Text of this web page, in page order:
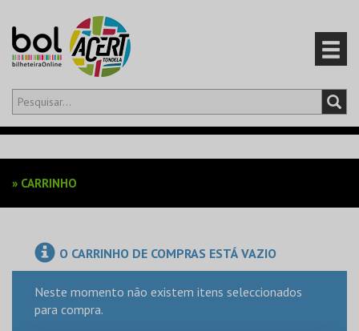
Olá,iniciar sessão
EVENTOS
CARTÕES
PRODUTOS
» CARRINHO
O CARRINHO DE COMPRAS ESTÁ VAZIO
Neste momento não existem itens seleccionados
para compra.